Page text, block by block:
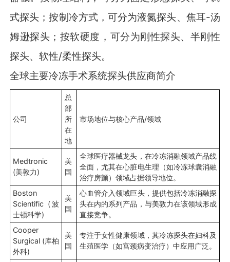
式探头；按制冷方式，可分为液氮探头、焦耳-汤
姆逊探头；按软硬度，可分为刚性探头、半刚性
探头、软性/柔性探头。
全球主要冷冻手术系统探头供应商简介
公司
总
部
所
在
地
市场地位与核心产品/领域
Medtronic
(美敦力)
美
国
全球医疗器械龙头，在冷冻消融领域产品线
全面，尤其在心脏电生理（如冷冻球囊消融
治疗房颤）领域占据领导地位。
Boston
Scientific (波
士顿科学)
美
国
心血管介入领域巨头，提供包括冷冻消融探
头在内的系列产品，与美敦力在该领域形成
直接竞争。
Cooper
Surgical (库柏
外科)
美
国
专注于女性健康领域，其冷冻探头在妇科及
生殖医学（如宫颈病变治疗）中应用广泛。